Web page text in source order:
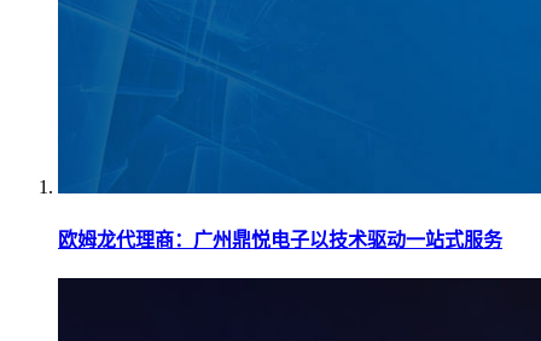
欧姆龙代理商：广州鼎悦电子以技术驱动一站式服务